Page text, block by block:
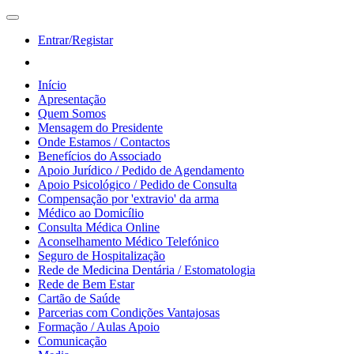
Entrar/Registar
Início
Apresentação
Quem Somos
Mensagem do Presidente
Onde Estamos / Contactos
Benefícios do Associado
Apoio Jurídico / Pedido de Agendamento
Apoio Psicológico / Pedido de Consulta
Compensação por 'extravio' da arma
Médico ao Domicílio
Consulta Médica Online
Aconselhamento Médico Telefónico
Seguro de Hospitalização
Rede de Medicina Dentária / Estomatologia
Rede de Bem Estar
Cartão de Saúde
Parcerias com Condições Vantajosas
Formação / Aulas Apoio
Comunicação